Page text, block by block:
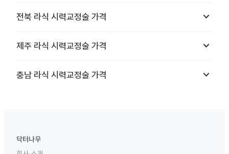
전북 라식 시력교정술 가격 keyboard_arrow_down
제주 라식 시력교정술 가격 keyboard_arrow_down
충남 라식 시력교정술 가격 keyboard_arrow_down
닥터나우